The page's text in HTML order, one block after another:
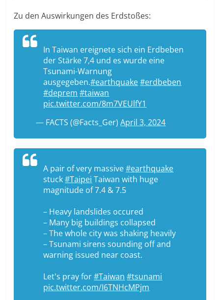
Zu den Auswirkungen des Erdstoßes:
In Taiwan ereignete sich ein Erdbeben
der Stärke 7,4 und es wurde eine
Tsunami-Warnung
ausgegeben.#earthquake #erdbeben
#deprem #taiwan
pic.twitter.com/8m7VEUlfY1
— FACTS (@Facts_Ger)April 3, 2024
A pair of very massive#earthquake
stuck#Taipei Taiwan with huge
magnitude of 7.4 & 7.5
– Heavy landslides occured
– Many big buildings collapsed
– The whole city was shaking heavily
– Tsunami sirens sounding off and
warning issued near coast.
Let's pray for#Taiwan #tsunami
pic.twitter.com/I6TNHcMPjm